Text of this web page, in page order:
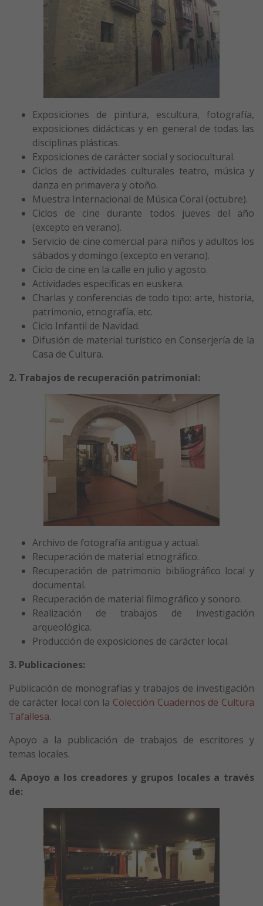
Exposiciones de pintura, escultura, fotografía,
exposiciones didácticas y en general de todas las
disciplinas plásticas.
Exposiciones de carácter social y sociocultural.
Ciclos de actividades culturales teatro, música y
danza en primavera y otoño.
Muestra Internacional de Música Coral (octubre).
Ciclos de cine durante todos jueves del año
(excepto en verano).
Servicio de cine comercial para niños y adultos los
sábados y domingo (excepto en verano).
Ciclo de cine en la calle en julio y agosto.
Actividades específicas en euskera.
Charlas y conferencias de todo tipo: arte, historia,
patrimonio, etnografía, etc.
Ciclo Infantil de Navidad.
Difusión de material turístico en Conserjería de la
Casa de Cultura.
2. Trabajos de recuperación patrimonial:
Archivo de fotografía antigua y actual.
Recuperación de material etnográfico.
Recuperación de patrimonio bibliográfico local y
documental.
Recuperación de material filmográfico y sonoro.
Realización de trabajos de investigación
arqueológica.
Producción de exposiciones de carácter local.
3. Publicaciones:
Publicación de monografías y trabajos de investigación
de carácter local con la Colección Cuadernos de Cultura
Tafallesa.
Apoyo a la publicación de trabajos de escritores y
temas locales.
4. Apoyo a los creadores y grupos locales a través
de: